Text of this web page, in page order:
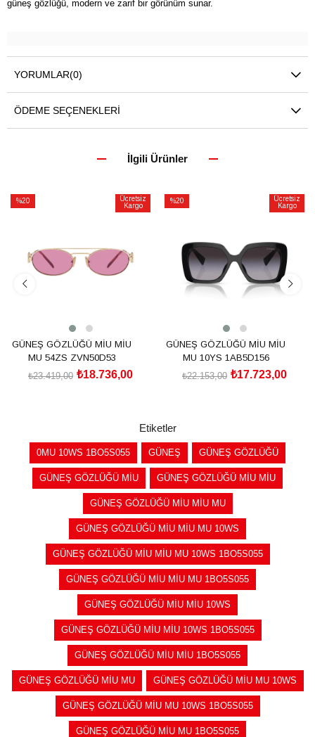
güneş gözlüğü, modern ve zarif bir görünüm sunar.
YORUMLAR(0)
ÖDEME SEÇENEKLERI
İlgili Ürünler
%20
Ücretsiz
Kargo
GÜNEŞ GÖZLÜĞÜ MİU MİU
MU 54ZS ZVN50D53
₺18.736,00
₺23.419,00
%20
Ücretsiz
Kargo
GÜNEŞ GÖZLÜĞÜ MİU MİU
MU 10YS 1AB5D156
₺17.723,00
₺22.153,00
Etiketler
0MU 10WS 1BO5S055 GÜNEŞ GÜNEŞ GÖZLÜĞÜ
GÜNEŞ GÖZLÜĞÜ MİU GÜNEŞ GÖZLÜĞÜ MİU MİU
GÜNEŞ GÖZLÜĞÜ MİU MİU MU
GÜNEŞ GÖZLÜĞÜ MİU MİU MU 10WS
GÜNEŞ GÖZLÜĞÜ MİU MİU MU 10WS 1BO5S055
GÜNEŞ GÖZLÜĞÜ MİU MİU MU 1BO5S055
GÜNEŞ GÖZLÜĞÜ MİU MİU 10WS
GÜNEŞ GÖZLÜĞÜ MİU MİU 10WS 1BO5S055
GÜNEŞ GÖZLÜĞÜ MİU MİU 1BO5S055
GÜNEŞ GÖZLÜĞÜ MİU MU GÜNEŞ GÖZLÜĞÜ MİU MU 10WS
GÜNEŞ GÖZLÜĞÜ MİU MU 10WS 1BO5S055
GÜNEŞ GÖZLÜĞÜ MİU MU 1BO5S055